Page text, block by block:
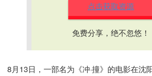
点击获取资源
免费分享，绝不忽悠！
8月13日，一部名为《冲·撞》的电影在沈